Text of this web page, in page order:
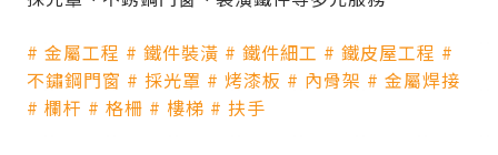
# 金屬工程 # 鐵件裝潢 # 鐵件細工 # 鐵皮屋工程 #
不鏽鋼門窗 # 採光罩 # 烤漆板 # 內骨架 # 金屬焊接
# 欄杆 # 格柵 # 樓梯 # 扶手